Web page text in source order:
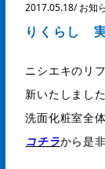
2017.05.18/お知
りくらし 実
ニシエキのリ
新いたしました
洗面化粧室全
コチラから是